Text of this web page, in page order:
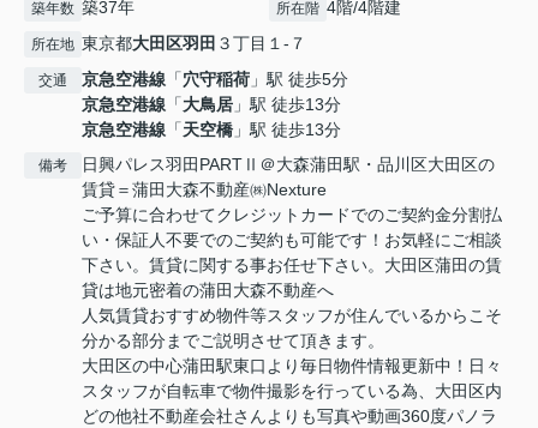
築年数 築37年 所在階 4階/4階建
所在地 東京都大田区羽田 ３丁目１-７
交通 京急空港線 「穴守稲荷 」駅 徒歩5分
京急空港線 「大鳥居 」駅 徒歩13分
京急空港線 「天空橋 」駅 徒歩13分
備考
日興パレス羽田PARTⅡ＠大森蒲田駅・品川区大田区の
賃貸＝蒲田大森不動産㈱Nexture
ご予算に合わせてクレジットカードでのご契約金分割払
い・保証人不要でのご契約も可能です！お気軽にご相談
下さい。賃貸に関する事お任せ下さい。大田区蒲田の賃
貸は地元密着の蒲田大森不動産へ
人気賃貸おすすめ物件等スタッフが住んでいるからこそ
分かる部分までご説明させて頂きます。
大田区の中心蒲田駅東口より毎日物件情報更新中！日々
スタッフが自転車で物件撮影を行っている為、大田区内
どの他社不動産会社さんよりも写真や動画360度パノラ